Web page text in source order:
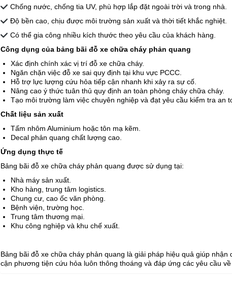
Chống nước, chống tia UV, phù hợp lắp đặt ngoài trời và trong nhà.
Độ bền cao, chịu được môi trường sản xuất và thời tiết khắc nghiệt.
Có thể gia công nhiều kích thước theo yêu cầu của khách hàng.
Công dụng của bảng bãi đỗ xe chữa cháy phản quang
Xác định chính xác vị trí đỗ xe chữa cháy.
Ngăn chặn việc đỗ xe sai quy định tại khu vực PCCC.
Hỗ trợ lực lượng cứu hỏa tiếp cận nhanh khi xảy ra sự cố.
Nâng cao ý thức tuân thủ quy định an toàn phòng cháy chữa cháy.
Tạo môi trường làm việc chuyên nghiệp và đạt yêu cầu kiểm tra an
Chất liệu sản xuất
Tấm nhôm Aluminium hoặc tôn mạ kẽm.
Decal phản quang chất lượng cao.
Ứng dụng thực tế
Bảng bãi đỗ xe chữa cháy phản quang được sử dụng tại:
Nhà máy sản xuất.
Kho hàng, trung tâm logistics.
Chung cư, cao ốc văn phòng.
Bệnh viện, trường học.
Trung tâm thương mại.
Khu công nghiệp và khu chế xuất.
Bảng bãi đỗ xe chữa cháy phản quang là giải pháp hiệu quả giúp
cận phương tiện cứu hỏa luôn thông thoáng và đáp ứng các yêu cầu